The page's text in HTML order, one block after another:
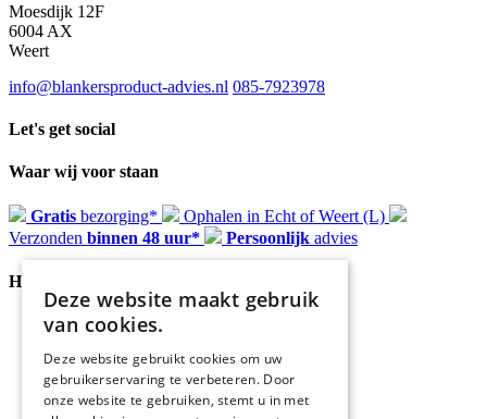
Moesdijk 12F
6004 AX
Weert
info@blankersproduct-advies.nl 085-7923978
Let's get social
Waar wij voor staan
Gratis bezorging*
Ophalen in Echt of Weert (L)
Verzonden binnen 48 uur* Persoonlijk advies
Handige Links
Home
Over ons
Blog
Privacyverklaring
Deze website maakt gebruik
van cookies.
Deze website gebruikt cookies om uw
gebruikerservaring te verbeteren. Door
onze website te gebruiken, stemt u in met